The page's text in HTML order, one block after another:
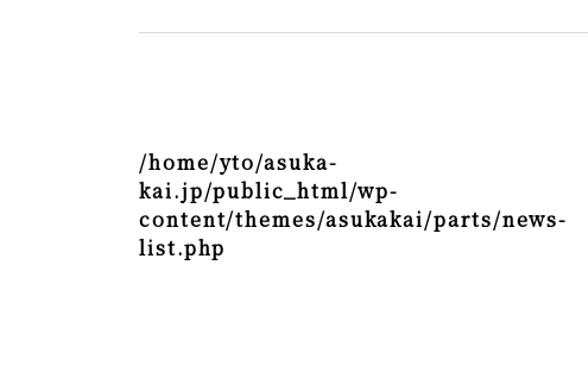
/home/yto/asuka-
kai.jp/public_html/wp-
content/themes/asukakai/parts/news-
list.php